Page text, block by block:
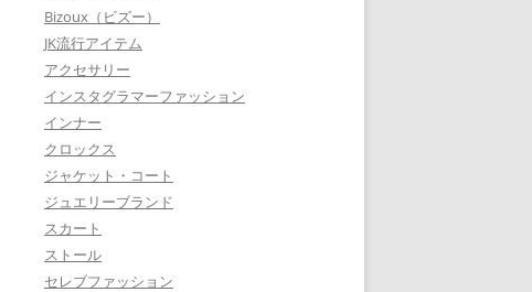
Bizoux（ビズー）
JK流行アイテム
アクセサリー
インスタグラマーファッション
インナー
クロックス
ジャケット・コート
ジュエリーブランド
スカート
ストール
セレブファッション